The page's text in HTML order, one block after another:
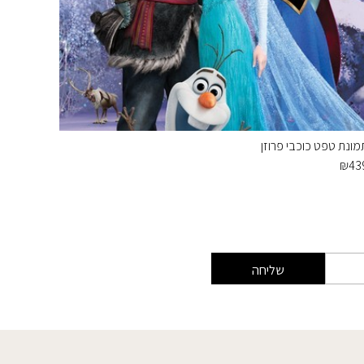
טפט כוכבי פרוזן
₪
שליחה